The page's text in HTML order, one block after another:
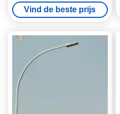
Vind de beste prijs